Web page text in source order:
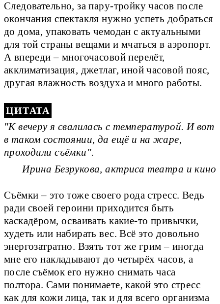
Следовательно, за пару-тройку часов после
окончания спектакля нужно успеть добраться
до дома, упаковать чемодан с актуальными
для той страны вещами и мчаться в аэропорт.
А впереди – многочасовой перелёт,
акклиматизация, джетлаг, иной часовой пояс,
другая влажность воздуха и много работы.
"К вечеру я свалилась с температурой. И вот
в таком состоянии, да ещё и на жаре,
проходили съёмки".
Ирина Безрукова, актриса театра и кино
Съёмки – это тоже своего рода стресс. Ведь
ради своей героини приходится быть
каскадёром, осваивать какие-то привычки,
худеть или набирать вес. Всё это довольно
энергозатратно. Взять тот же грим – иногда
мне его накладывают до четырёх часов, а
после съёмок его нужно снимать часа
полтора. Сами понимаете, какой это стресс
как для кожи лица, так и для всего организма